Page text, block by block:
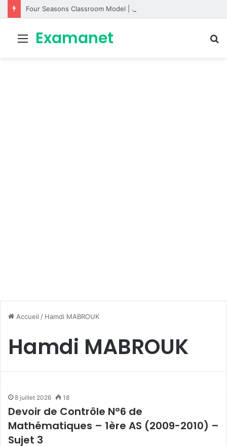
Menu
Examanet
Accueil / Hamdi MABROUK
Hamdi MABROUK
8 juillet 2026 18
Devoir de Contrôle N°6 de
Mathématiques – 1ère AS (2009-2010) –
Sujet 3